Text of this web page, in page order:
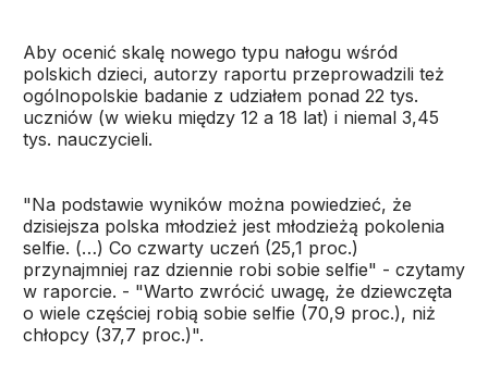
Aby ocenić skalę nowego typu nałogu wśród
polskich dzieci, autorzy raportu przeprowadzili też
ogólnopolskie badanie z udziałem ponad 22 tys.
uczniów (w wieku między 12 a 18 lat) i niemal 3,45
tys. nauczycieli.
"Na podstawie wyników można powiedzieć, że
dzisiejsza polska młodzież jest młodzieżą pokolenia
selfie. (…) Co czwarty uczeń (25,1 proc.)
przynajmniej raz dziennie robi sobie selfie" - czytamy
w raporcie. - "Warto zwrócić uwagę, że dziewczęta
o wiele częściej robią sobie selfie (70,9 proc.), niż
chłopcy (37,7 proc.)".